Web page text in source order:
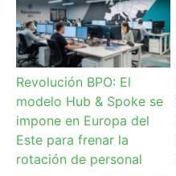
Revolución BPO: El
modelo Hub & Spoke se
impone en Europa del
Este para frenar la
rotación de personal